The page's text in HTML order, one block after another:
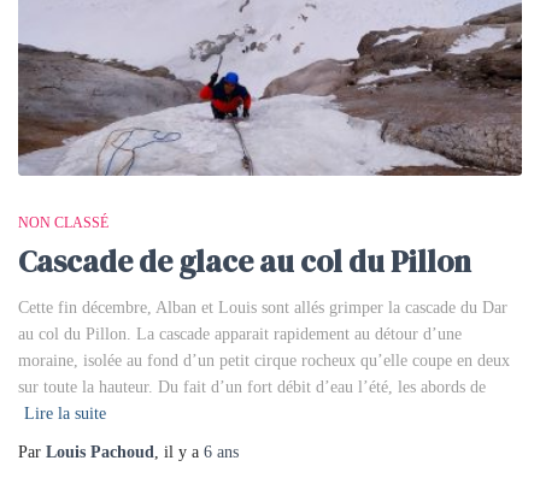
NON CLASSÉ
Cascade de glace au col du Pillon
Cette fin décembre, Alban et Louis sont allés grimper la cascade du Dar
au col du Pillon. La cascade apparait rapidement au détour d’une
moraine, isolée au fond d’un petit cirque rocheux qu’elle coupe en deux
sur toute la hauteur. Du fait d’un fort débit d’eau l’été, les abords de
Lire la suite
Par Louis Pachoud, il y a 6 ans